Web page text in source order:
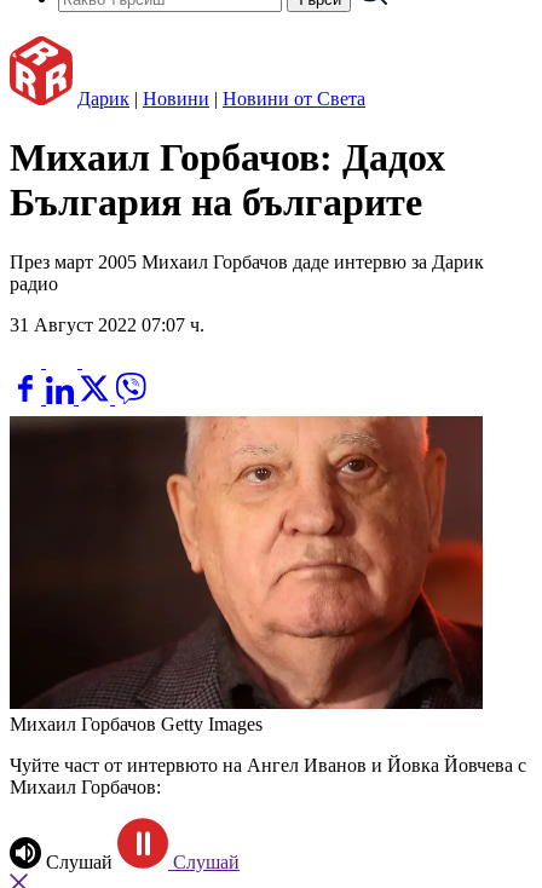
Дарик | Новини | Новини от Света
Михаил Горбачов: Дадох
България на българите
През март 2005 Михаил Горбачов даде интервю за Дарик
радио
31 Август 2022 07:07 ч.
Михаил Горбачов Getty Images
Чуйте част от интервюто на Ангел Иванов и Йовка Йовчева с
Михаил Горбачов:
Слушай Слушай